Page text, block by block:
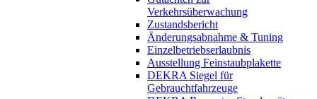
Verkehrsüberwachung
Zustandsbericht
Änderungsabnahme & Tuning
Einzelbetriebserlaubnis
Ausstellung Feinstaubplakette
DEKRA Siegel für
Gebrauchtfahrzeuge